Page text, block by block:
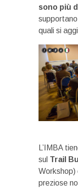
sono più
quali si
L’IMBA
sul Trail
Workshop)
preziose